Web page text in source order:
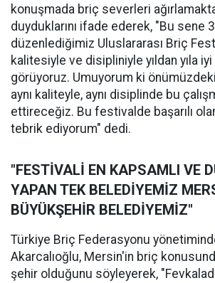
konuşmada briç severleri
duyduklarını ifade ederek, "Bu sene
düzenlediğimiz Uluslararası Briç
kalitesiyle ve disipliniyle yıldan yıla
görüyoruz. Umuyorum ki
aynı kaliteyle, aynı disiplinde bu
ettireceğiz. Bu festivalde başarılı
tebrik ediyorum" dedi.
"FESTİVALİ EN KAPSAMLI VE
YAPAN TEK BELEDİYEMİZ
BÜYÜKŞEHİR BELEDİYEMİZ"
Türkiye Briç Federasyonu
Akarcalıoğlu, Mersin'in briç
şehir olduğunu söyleyerek,